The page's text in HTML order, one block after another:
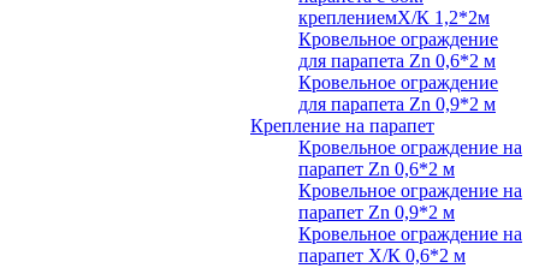
креплениемХ/К 1,2*2м
Кровельное ограждение
для парапета Zn 0,6*2 м
Кровельное ограждение
для парапета Zn 0,9*2 м
Крепление на парапет
Кровельное ограждение на
парапет Zn 0,6*2 м
Кровельное ограждение на
парапет Zn 0,9*2 м
Кровельное ограждение на
парапет Х/К 0,6*2 м